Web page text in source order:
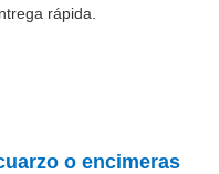
rápida.
o encimeras